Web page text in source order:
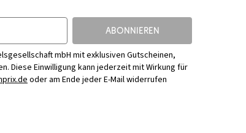
ABONNIEREN
mbH mit exklusiven Gutscheinen,
Diese Einwilligung kann jederzeit mit Wirkung für
oder am Ende jeder E-Mail widerrufen